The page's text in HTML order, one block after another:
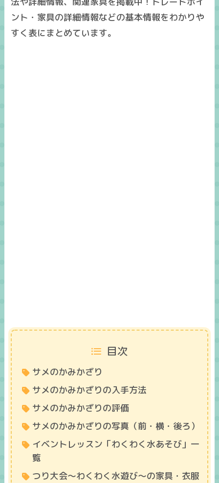
ント・家具の詳細情報などの基本情報をわかりや
すく表にまとめています。
目次
サメのかみかざり
サメのかみかざりの入手方法
サメのかみかざりの評価
サメのかみかざりの写真（前・横・後ろ）
イベントレッスン「わくわく水あそび」一
覧
つり大会～わくわく水遊び～の家具・衣服